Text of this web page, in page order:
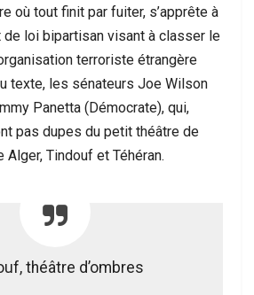
où tout finit par fuiter, s’apprête à
de loi bipartisan visant à classer le
terroriste étrangère
texte, les sénateurs Joe Wilson
Panetta (Démocrate), qui,
pas dupes du petit théâtre de
Tindouf et Téhéran.
théâtre d’ombres